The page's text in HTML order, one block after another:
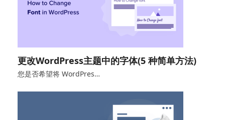
更改WordPress主题中的字体(5 种简单方法)
您是否希望将 WordPres…